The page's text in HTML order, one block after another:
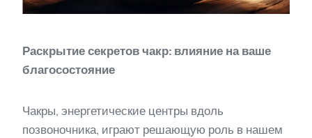
Раскрытие секретов чакр: влияние на ваше
благосостояние
Чакры, энергетические центры вдоль
позвоночника, играют решающую роль в нашем